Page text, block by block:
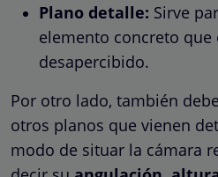
Plano detalle: Sirve
elemento concreto
desapercibido.
Por otro lado, también
otros planos que vienen
modo de situar la cámara